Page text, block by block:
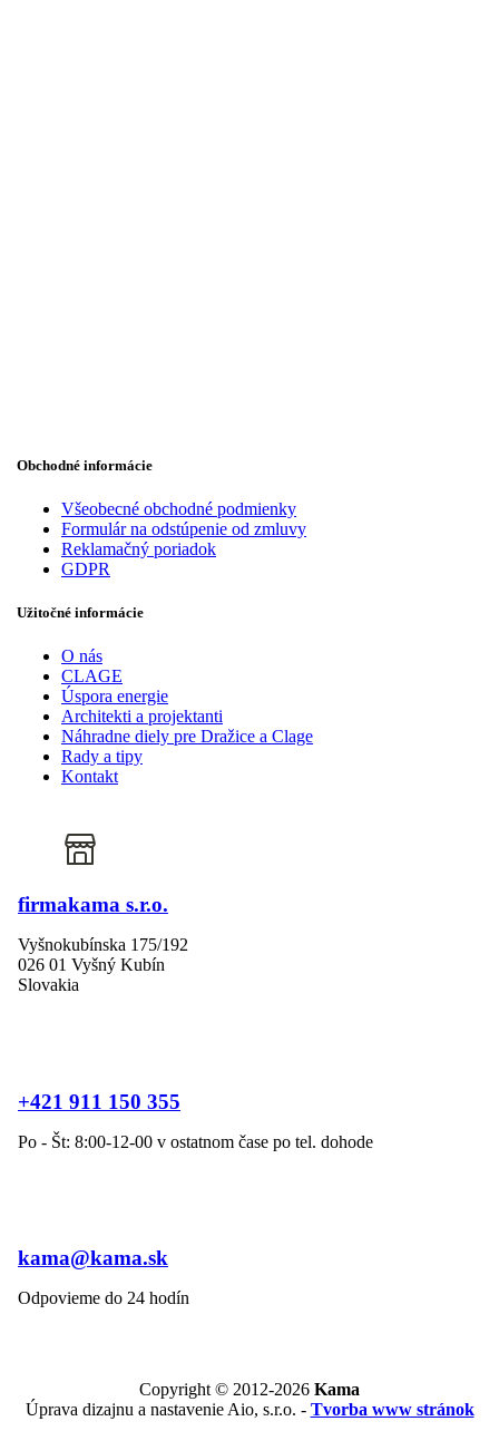
Obchodné informácie
Všeobecné obchodné podmienky
Formulár na odstúpenie od zmluvy
Reklamačný poriadok
GDPR
Užitočné informácie
O nás
CLAGE
Úspora energie
Architekti a projektanti
Náhradne diely pre Dražice a Clage
Rady a tipy
Kontakt
firmakama s.r.o.
Vyšnokubínska 175/192
026 01 Vyšný Kubín
Slovakia
+421 911 150 355
Po - Št: 8:00-12-00 v ostatnom čase po tel. dohode
kama@kama.sk
Odpovieme do 24 hodín
Copyright © 2012-2026 Kama
Úprava dizajnu a nastavenie Aio, s.r.o. - Tvorba www stránok